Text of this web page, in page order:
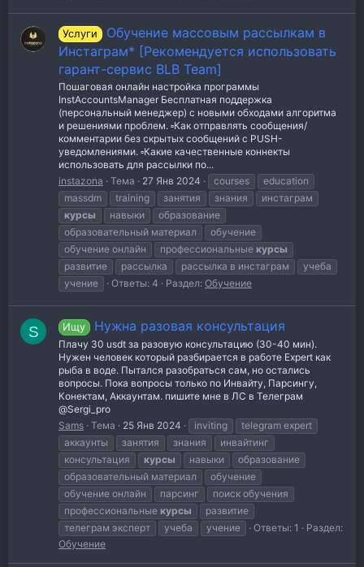
Услуги
Обучение массовым рассылкам в
Инстаграм* [Рекомендуется использовать
гарант-сервис BLB Team]
Пошаговая онлайн настройка программы
InstAccountsManager Бесплатная поддержка
(персональный менеджер) с новыми обходами алгоритма
и решениями проблем. ▫️Как отправлять сообщения/
комментарии без скрытых сообщений с PUSH-
уведомлениями. ▫️Какие качественные коннекты
использовать для рассылки по...
instazona
Тема 27 Янв 2024 courses
education
massdm
training занятия знания
инстаграм
курсы
навыки
образование
образовательный материал
обучение
обучение онлайн
профессиональные курсы
развитие
рассылка рассылка в инстаграм
учеба
учение
Ответы: 4 Раздел: Обучение
S Ищу Нужна разовая консультация
Плачу 30 usdt за разовую консультацию (30-40 мин).
Нужен человек который разбирается в работе Expert как
рыба в воде. Пытался разобраться сам, но остались
вопросы. Пока вопросы только по Инвайту, Парсингу,
Конектам, Аккаунтам. пишите мне в ЛС в Телеграм
@Sergi_pro
Sams Тема 25 Янв 2024 inviting
telegram expert
аккаунты
занятия знания
инвайтинг
консультация
курсы навыки
образование
образовательный материал
обучение
обучение онлайн
парсинг
поиск обучения
профессиональные курсы
развитие
телеграм эксперт
учеба учение Ответы: 1
Раздел:
Обучение